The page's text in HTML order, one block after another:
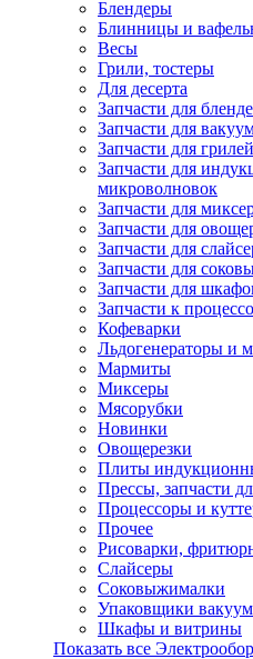
Блендеры
Блинницы и
Весы
Грили, тостеры
Для десерта
Запчасти для
Запчасти для
Запчасти для
Запчасти для
микроволновок
Запчасти для
Запчасти для
Запчасти для
Запчасти для
Запчасти для
Запчасти к
Кофеварки
Льдогенераторы и
Мармиты
Миксеры
Мясорубки
Новинки
Овощерезки
Плиты
Прессы, запчасти
Процессоры и
Прочее
Рисоварки,
Слайсеры
Соковыжималки
Упаковщики
Шкафы и витрины
Показать все